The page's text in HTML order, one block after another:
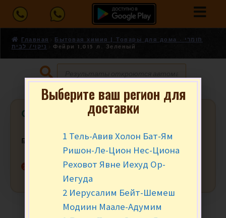
Главная
Бытовая химия | Товары для дома - חומרי
ניקוי/ לבית
Фейри 1,015 л. Зеленый
Фейри 1,015 л. Зеленый
₪ 15.90 за уп.
Нет в наличии
Выберите ваш регион для
доставки
1 Тель-Авив Холон Бат-Ям
Ришон-Ле-Цион Нес-Циона
Реховот Явне Иехуд Ор-
Иегуда
2 Иерусалим Бейт-Шемеш
Модиин Маале-Адумим